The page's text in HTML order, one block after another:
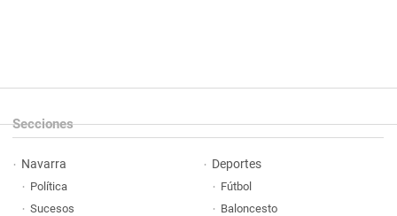
Secciones
Navarra
Política
Sucesos
Deportes
Fútbol
Baloncesto